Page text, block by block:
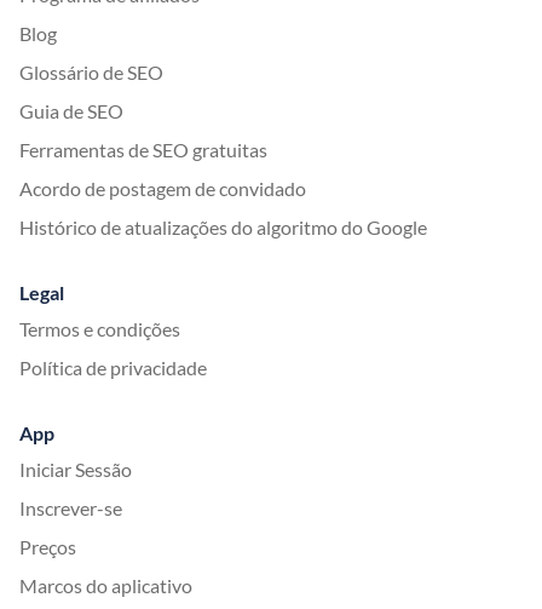
Blog
Glossário de SEO
Guia de SEO
Ferramentas de SEO gratuitas
Acordo de postagem de convidado
Histórico de atualizações do algoritmo do Google
Legal
Termos e condições
Política de privacidade
App
Iniciar Sessão
Inscrever-se
Preços
Marcos do aplicativo